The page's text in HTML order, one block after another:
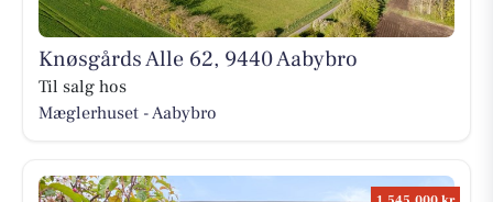
Knøsgårds Alle 62, 9440 Aabybro
Til salg hos
Mæglerhuset - Aabybro